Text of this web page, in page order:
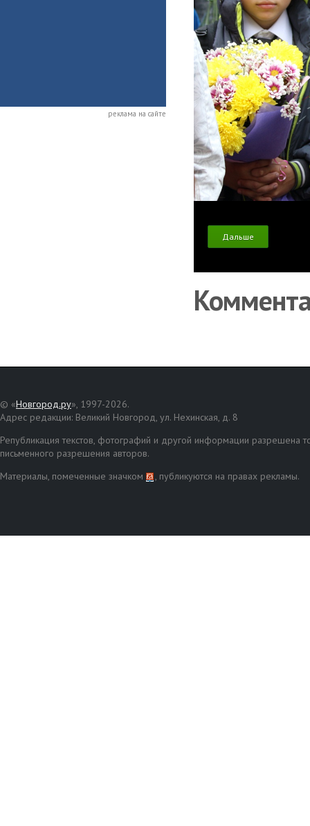
реклама на сайте
Дальше
© «Новгород.ру», 1997-2026.
Адрес редакции: Великий Новгород, ул. Нехинская, д. 8
Републикация текстов, фотографий и другой информации разрешена
письменного разрешения авторов.
Материалы, помеченные значком
, публикуются на правах рекламы.